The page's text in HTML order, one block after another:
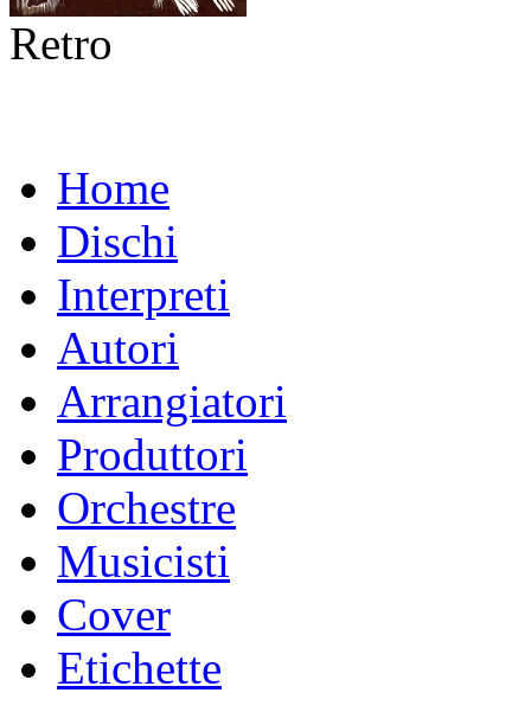
Retro
Home
Dischi
Interpreti
Autori
Arrangiatori
Produttori
Orchestre
Musicisti
Cover
Etichette